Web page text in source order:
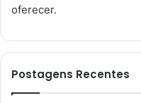
oferecer.
Postagens Recentes